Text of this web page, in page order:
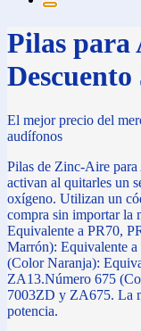
Pilas para
El mejor precio del
audífonos
Pilas de Zinc-Aire para
activan al quitarles un
oxígeno. Utilizan un
compra sin importar la
Equivalente a PR70,
Marrón): Equivalente
(Color Naranja):
ZA13.Número 675
7003ZD y ZA675. La
potencia.